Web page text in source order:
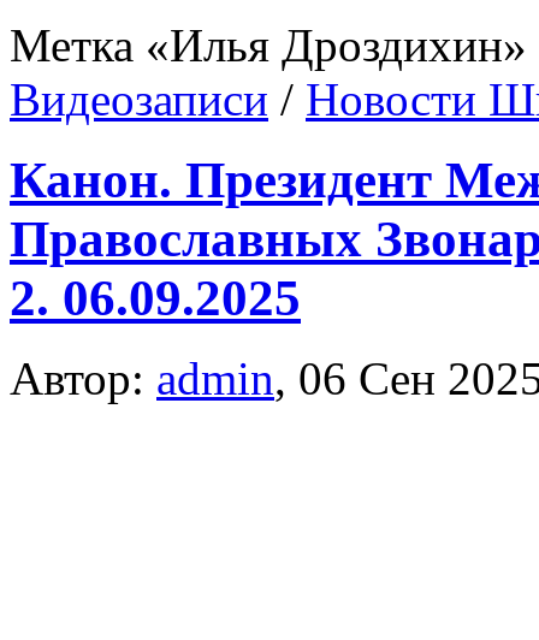
Метка «Илья Дроздихин»
Видеозаписи / Новости
Канон. Президент
Православных
2. 06.09.2025
Автор: admin, 06 Сен